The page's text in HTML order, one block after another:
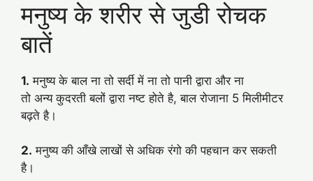
मनुष्य के शरीर से जुडी रोचक
बातें
1. मनुष्य के बाल ना तो सर्दी में ना तो पानी द्वारा और ना
तो अन्य कुदरती बलों द्वारा नष्ट होते है, बाल रोजाना 5 मिलीमीटर
बढ़ते है।
2. मनुष्य की आँखे लाखों से अधिक रंगो की पहचान कर सकती
है।